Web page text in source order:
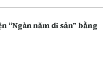
“Ngàn năm di sản” bằng